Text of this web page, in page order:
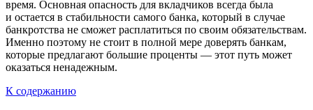
время. Основная опасность для вкладчиков всегда была
и остается в стабильности самого банка, который в случае
банкротства не сможет расплатиться по своим обязательствам.
Именно поэтому не стоит в полной мере доверять банкам,
которые предлагают большие проценты — этот путь может
оказаться ненадежным.
К содержанию